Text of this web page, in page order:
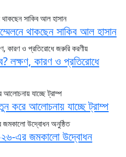
থাকছেন সাকিব আল হাসান
লক্ষণ, কারণ ও প্রতিরোধে
করে আলোচনায় যাচ্ছে ট্রাম্প
এর জমকালো উদ্বোধন